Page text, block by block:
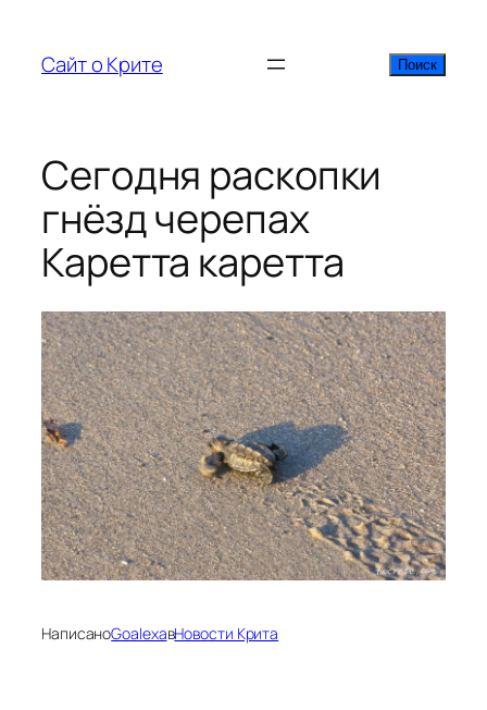
содержимому
Сайт о Крите Поиск
Поиск
Сегодня раскопки
гнёзд черепах
Каретта каретта
НаписаноGoalexaвНовости Крита